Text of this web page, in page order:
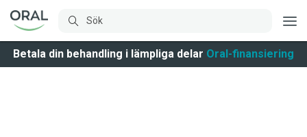
Betala din behandling i lämpliga delar Oral-finansiering